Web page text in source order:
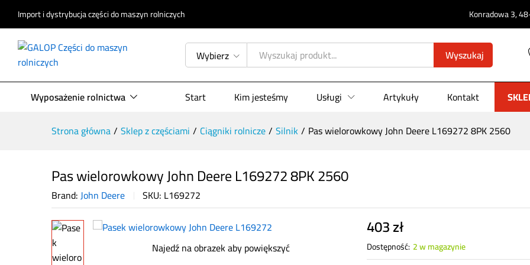
Import i dystrybucja części do maszyn rolniczych Konradowa 3,
Wybierz Wyszukaj
Wyposażenie rolnictwa Start Kim jesteśmy Usługi Artykuły Kontakt
Strona główna/ Sklep z częściami / Ciągniki rolnicze/ Silnik/ Pas wielorowkowy John Deere L169272 8PK 2560
Pas wielorowkowy John Deere L169272 8PK 2560
Brand:John Deere SKU: L169272
Najedź na obrazek aby powiększyć
403zł
Dostępność: 2 w magazynie
Pas wielorowkowy John Deere L169272 8PK 2560
Opis produktu Specyfikacja Opinie (0)